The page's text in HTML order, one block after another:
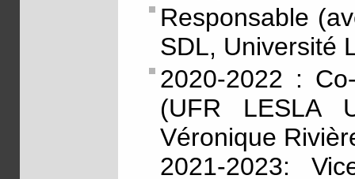
Responsable
SDL, Université
2020-2022 :
(UFR LESLA
Véronique
2021-2023: